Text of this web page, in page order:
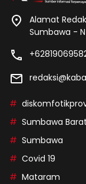
Alamat
Sumbawa -
Sumbawa Barat
Sumbawa
Covid 19
Mataram